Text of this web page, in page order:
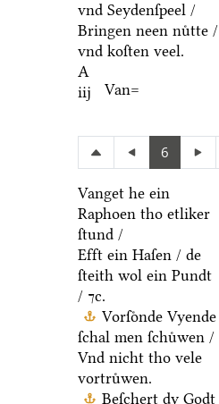
vnd Seydenſpeel /
Bringen neen nuͤtte /
vnd koſten veel.
A
iij
Van=
6
Vanget he ein
Raphoen tho etliker
ſtund /
Efft ein Haſen / de
ſteith wol ein Pundt
/ ⁊c.
Vorſoͤnde Vyende
ſchal men ſchuͤwen /
Vnd nicht tho vele
vortruͤwen.
Beſchert dy Godt